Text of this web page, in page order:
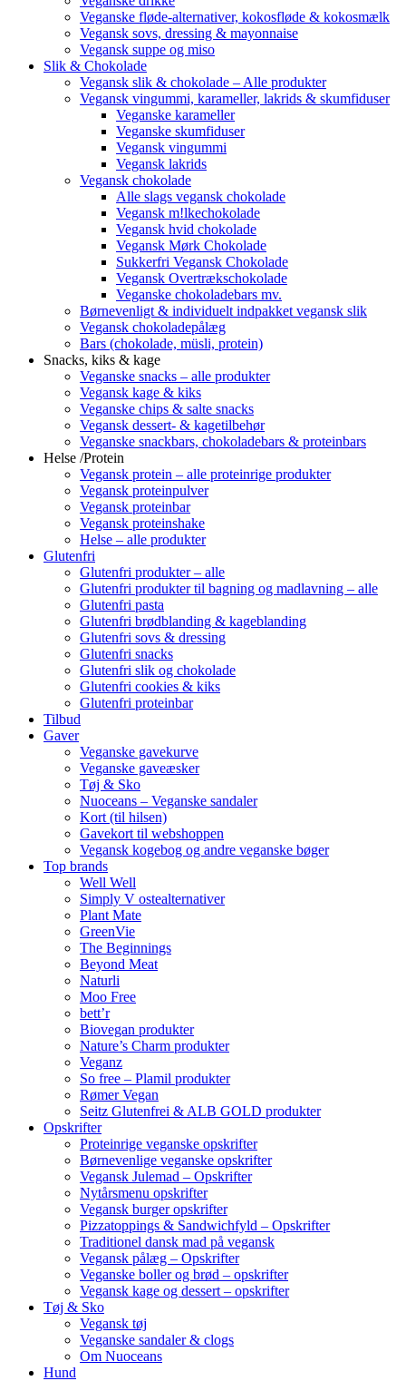
Veganske fløde-alternativer, kokosfløde & kokosmælk
Vegansk sovs, dressing & mayonnaise
Vegansk suppe og miso
Slik & Chokolade
Vegansk slik & chokolade – Alle produkter
Vegansk vingummi, karameller, lakrids & skumfiduser
Veganske karameller
Veganske skumfiduser
Vegansk vingummi
Vegansk lakrids
Vegansk chokolade
Alle slags vegansk chokolade
Vegansk m!lkechokolade
Vegansk hvid chokolade
Vegansk Mørk Chokolade
Sukkerfri Vegansk Chokolade
Vegansk Overtrækschokolade
Veganske chokoladebars mv.
Børnevenligt & individuelt indpakket vegansk slik
Vegansk chokoladepålæg
Bars (chokolade, müsli, protein)
Snacks, kiks & kage
Veganske snacks – alle produkter
Vegansk kage & kiks
Veganske chips & salte snacks
Vegansk dessert- & kagetilbehør
Veganske snackbars, chokoladebars & proteinbars
Helse /Protein
Vegansk protein – alle proteinrige produkter
Vegansk proteinpulver
Vegansk proteinbar
Vegansk proteinshake
Helse – alle produkter
Glutenfri
Glutenfri produkter – alle
Glutenfri produkter til bagning og madlavning – alle
Glutenfri pasta
Glutenfri brødblanding & kageblanding
Glutenfri sovs & dressing
Glutenfri snacks
Glutenfri slik og chokolade
Glutenfri cookies & kiks
Glutenfri proteinbar
Tilbud
Gaver
Veganske gavekurve
Veganske gaveæsker
Tøj & Sko
Nuoceans – Veganske sandaler
Kort (til hilsen)
Gavekort til webshoppen
Vegansk kogebog og andre veganske bøger
Top brands
Well Well
Simply V ostealternativer
Plant Mate
GreenVie
The Beginnings
Beyond Meat
Naturli
Moo Free
bett’r
Biovegan produkter
Nature’s Charm produkter
Veganz
So free – Plamil produkter
Rømer Vegan
Seitz Glutenfrei & ALB GOLD produkter
Opskrifter
Proteinrige veganske opskrifter
Børnevenlige veganske opskrifter
Vegansk Julemad – Opskrifter
Nytårsmenu opskrifter
Vegansk burger opskrifter
Pizzatoppings & Sandwichfyld – Opskrifter
Traditionel dansk mad på vegansk
Vegansk pålæg – Opskrifter
Veganske boller og brød – opskrifter
Vegansk kage og dessert – opskrifter
Tøj & Sko
Vegansk tøj
Veganske sandaler & clogs
Om Nuoceans
Hund